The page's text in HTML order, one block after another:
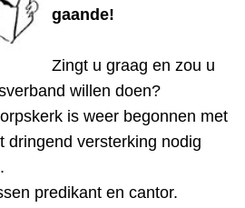
gaande!
Zingt u graag en zou u
willen doen?
is weer begonnen met
dringend versterking nodig
predikant en cantor.